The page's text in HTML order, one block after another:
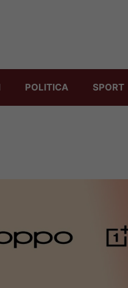
POLITICA SPORT